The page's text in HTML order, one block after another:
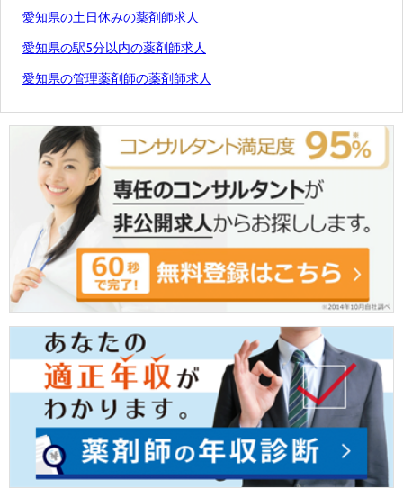
愛知県の土日休みの薬剤師求人
愛知県の駅5分以内の薬剤師求人
愛知県の管理薬剤師の薬剤師求人